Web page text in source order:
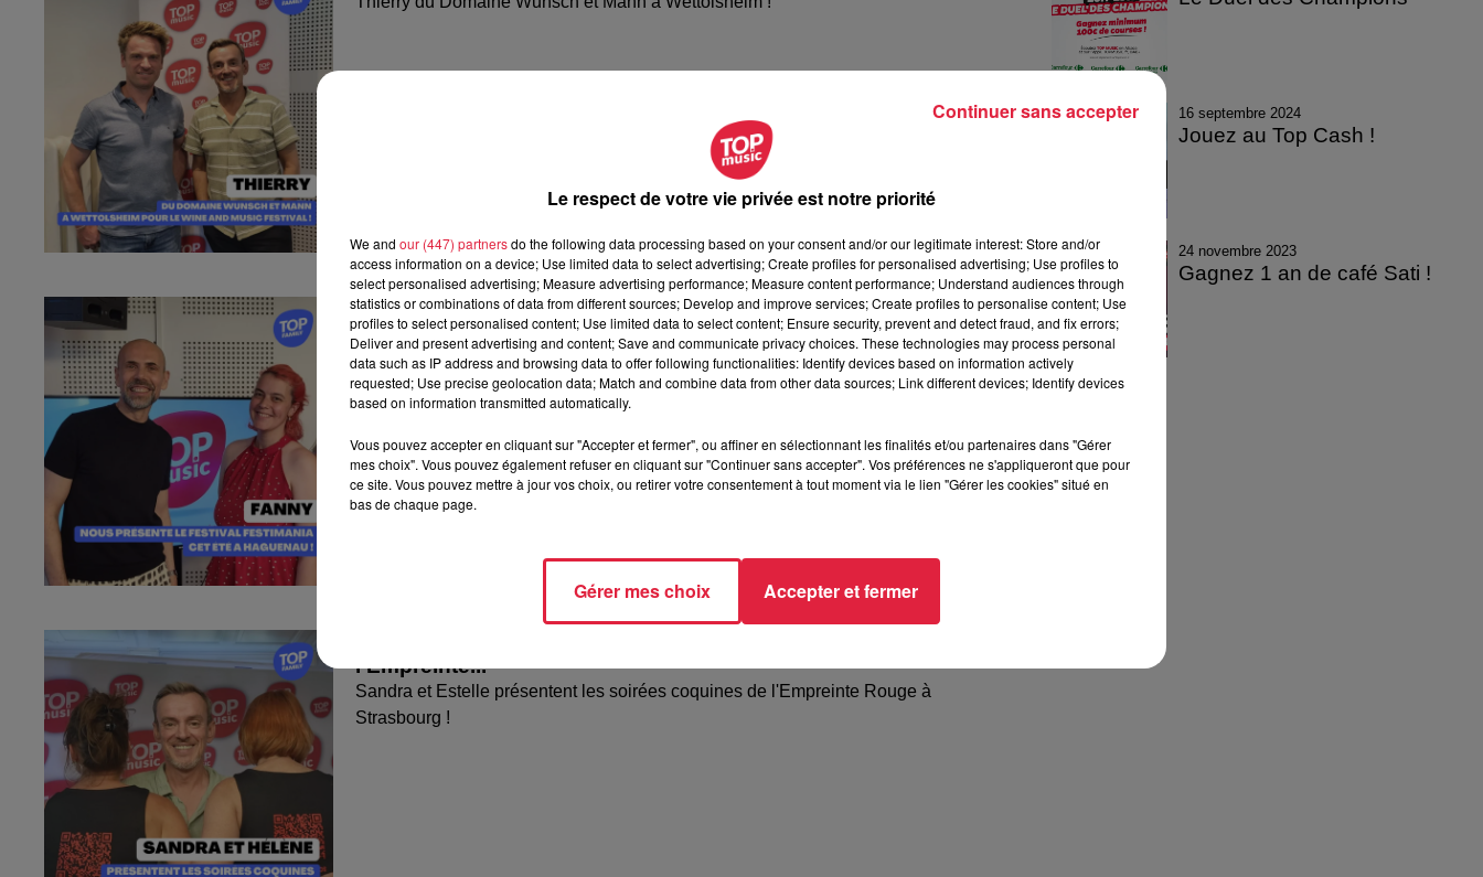
Fanny nous présente le festival Festimania !
Fanny nous présente le festival Festimania !
l'Empreinte...
Sandra et Estelle présentent les soirées coquines de l'Empreinte Rouge à
Strasbourg !
16 septembre 2024
Jouez au Top Cash !
24 novembre 2023
Gagnez 1 an de café Sati !
Le respect de votre vie privée est notre priorité
We and our (447) partnersdo the following data processing based on your consent and/or our legitimate interest: Store and/or
access information on a device; Use limited data to select advertising; Create profiles for personalised advertising; Use profiles to
select personalised advertising; Measure advertising performance; Measure content performance; Understand audiences through
statistics or combinations of data from different sources; Develop and improve services; Create profiles to personalise content; Use
profiles to select personalised content; Use limited data to select content; Ensure security, prevent and detect fraud, and fix errors;
Deliver and present advertising and content; Save and communicate privacy choices. These technologies may process personal
data such as IP address and browsing data to offer following functionalities: Identify devices based on information actively
requested; Use precise geolocation data; Match and combine data from other data sources; Link different devices; Identify devices
based on information transmitted automatically.
Vous pouvez accepter en cliquant sur "Accepter et fermer", ou affiner en sélectionnant les finalités et/ou partenaires dans "Gérer
mes choix". Vous pouvez également refuser en cliquant sur "Continuer sans accepter". Vos préférences ne s'appliqueront que pour
ce site. Vous pouvez mettre à jour vos choix, ou retirer votre consentement à tout moment via le lien "Gérer les cookies" situé en
bas de chaque page.
Gérer mes choix Accepter et fermer
Continuer sans accepter